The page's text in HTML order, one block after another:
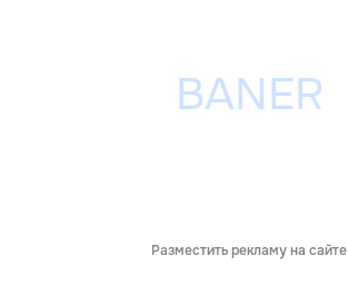
Разместить рекламу на сайте